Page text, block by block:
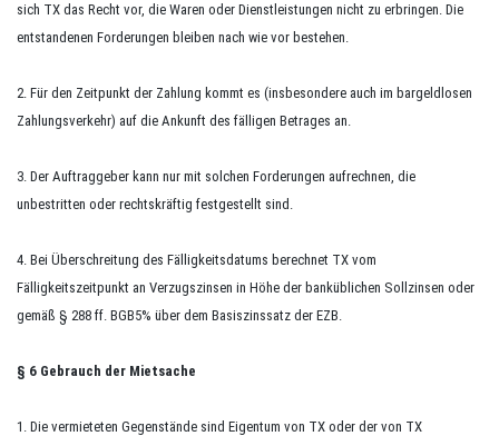
sich TX das Recht vor, die Waren oder Dienstleistungen nicht zu erbringen. Die
entstandenen Forderungen bleiben nach wie vor bestehen.
2. Für den Zeitpunkt der Zahlung kommt es (insbesondere auch im bargeldlosen
Zahlungsverkehr) auf die Ankunft des fälligen Betrages an.
3. Der Auftraggeber kann nur mit solchen Forderungen aufrechnen, die
unbestritten oder rechtskräftig festgestellt sind.
4. Bei Überschreitung des Fälligkeitsdatums berechnet TX vom
Fälligkeitszeitpunkt an Verzugszinsen in Höhe der banküblichen Sollzinsen oder
gemäß § 288 ff. BGB5% über dem Basiszinssatz der EZB.
§ 6 Gebrauch der Mietsache
1. Die vermieteten Gegenstände sind Eigentum von TX oder der von TX